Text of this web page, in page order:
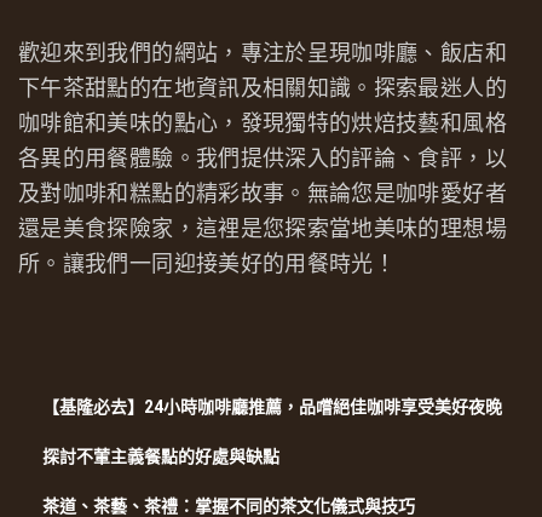
歡迎來到我們的網站，專注於呈現咖啡廳、飯店和
下午茶甜點的在地資訊及相關知識。探索最迷人的
咖啡館和美味的點心，發現獨特的烘焙技藝和風格
各異的用餐體驗。我們提供深入的評論、食評，以
及對咖啡和糕點的精彩故事。無論您是咖啡愛好者
還是美食探險家，這裡是您探索當地美味的理想場
所。讓我們一同迎接美好的用餐時光！
【基隆必去】24小時咖啡廳推薦，品嚐絕佳咖啡享受美好夜晚
探討不葷主義餐點的好處與缺點
茶道、茶藝、茶禮：掌握不同的茶文化儀式與技巧